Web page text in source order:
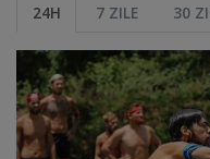
24H 7 ZILE 30